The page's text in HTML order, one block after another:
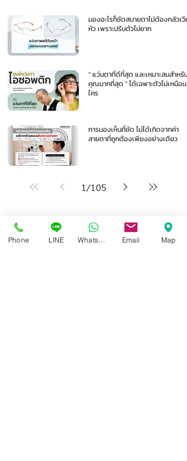
มองอะไรก็ชัดสบายตาไม่ต้องกลัวเวีย
หัว เพราะปรับตัวไม่ยาก
“ แว่นตาที่ดีที่สุด และเหมาะสมสำหรับ
คุณมากที่สุด ” ได้เฉพาะตัวไม่เหมือน
ใคร
การมองเห็นที่ชัด ไม่ได้เกิดจากค่า
สายตาที่ถูกต้องเพียงอย่างเดียว
1/105
Phone LINE Email Map